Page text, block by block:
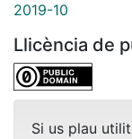
2019-10
Llicència de
Si us plau